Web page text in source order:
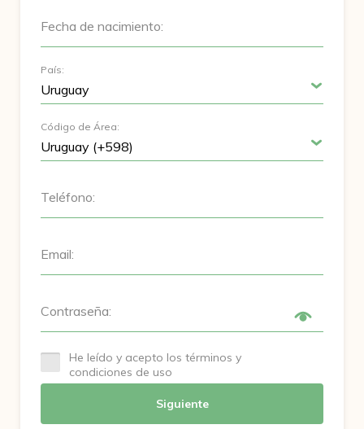
Fecha de nacimiento:
País:
Código de Área:
Teléfono:
Email:
Contraseña:
He leído y acepto los términos y
condiciones de uso
Siguiente